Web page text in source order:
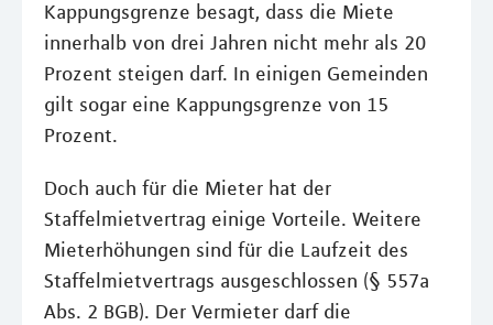
Kappungsgrenze besagt, dass die Miete
innerhalb von drei Jahren nicht mehr als 20
Prozent steigen darf. In einigen Gemeinden
gilt sogar eine Kappungsgrenze von 15
Prozent.
Doch auch für die Mieter hat der
Staffelmietvertrag einige Vorteile. Weitere
Mieterhöhungen sind für die Laufzeit des
Staffelmietvertrags ausgeschlossen (§ 557a
Abs. 2 BGB). Der Vermieter darf die